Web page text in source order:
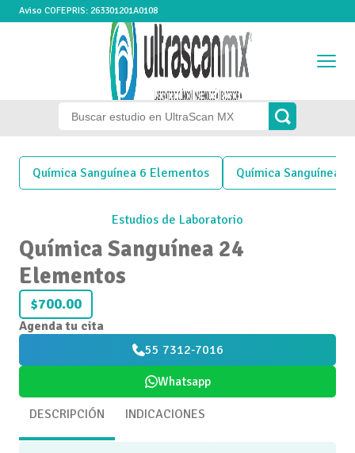
Aviso COFEPRIS: 263301201A0108
Química Sanguínea 6 Elementos Química Sanguínea
Estudios de Laboratorio
Química Sanguínea 24
Elementos
$700.00
Agenda tu cita
55 7312-7016
Whatsapp
DESCRIPCIÓN INDICACIONES